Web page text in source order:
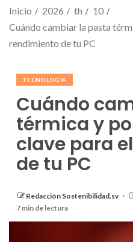
Inicio 2026 th
10
Cuándo cambiar la pasta
rendimiento de tu PC
TECNOLOGÍA
Cuándo
térmica y
clave para
de tu PC
Redacción Sostenibilidad.sv
7 min de lectura